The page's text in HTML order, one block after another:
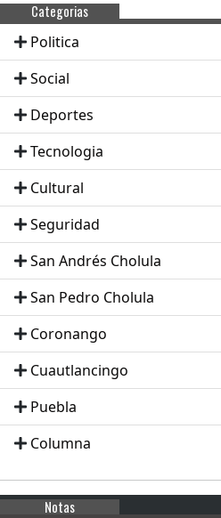
Categorias
Politica
Social
Deportes
Tecnologia
Cultural
Seguridad
San Andrés Cholula
San Pedro Cholula
Coronango
Cuautlancingo
Puebla
Columna
Notas